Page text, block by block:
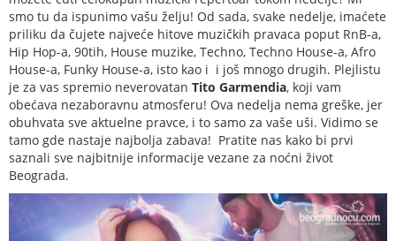
smo tu da ispunimo vašu želju! Od sada, svake nedelje, imaćete
priliku da čujete najveće hitove muzičkih pravaca poput RnB-a,
Hip Hop-a, 90tih, House muzike, Techno, Techno House-a, Afro
House-a, Funky House-a, isto kao i i još mnogo drugih. Plejlistu
je za vas spremio neverovatan Tito Garmendia, koji vam
obećava nezaboravnu atmosferu! Ova nedelja nema greške, jer
obuhvata sve aktuelne pravce, i to samo za vaše uši. Vidimo se
tamo gde nastaje najbolja zabava! Pratite nas kako bi prvi
saznali sve najbitnije informacije vezane za noćni život
Beograda.